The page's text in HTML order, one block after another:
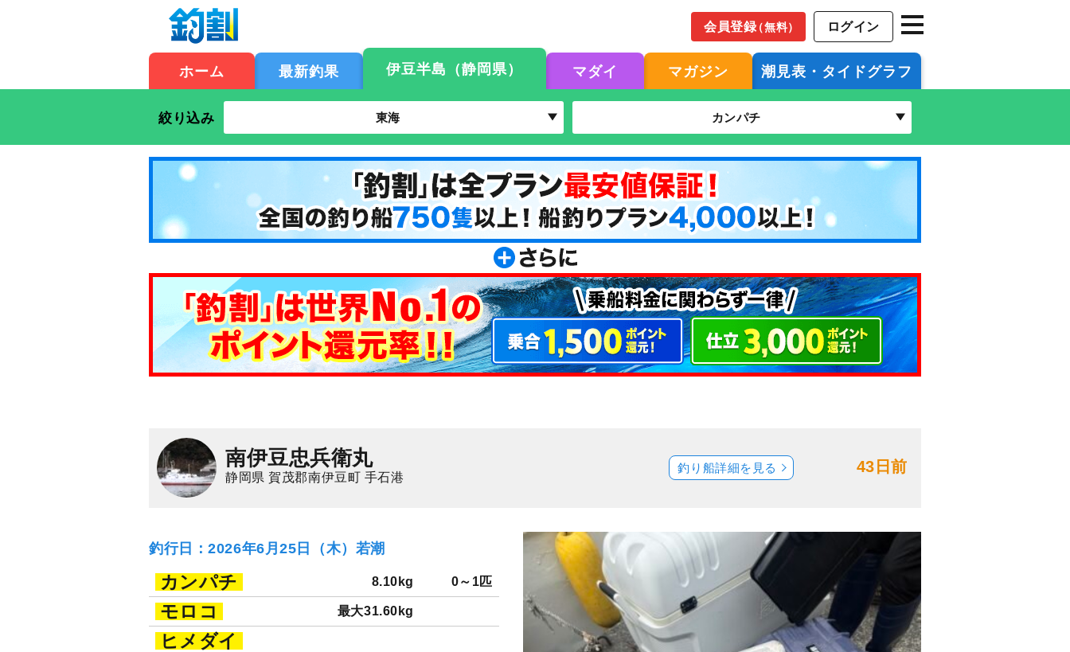
会員登録（無料） ログイン
ホーム 最新釣果 伊豆半島（静岡県） マダイ マガジン 潮見表・タイドグラフ
絞り込み 東海 カンパチ
南伊豆忠兵衛丸
静岡県 賀茂郡南伊豆町 手石港
43日前
釣り船詳細を見る
釣行日：2026年6月25日（木）若潮
カンパチ 8.10kg 0～1匹
モロコ 最大31.60kg
ヒメダイ